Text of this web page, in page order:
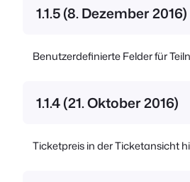
1.1.5 (8. Dezember 2016)
Benutzerdefinierte Felder für
1.1.4 (21. Oktober 2016)
Ticketpreis in der Ticketansicht